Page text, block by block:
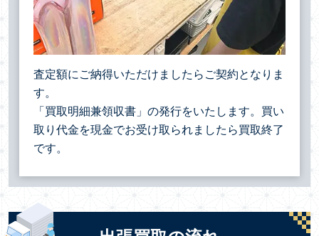
査定額にご納得いただけましたらご契約となりま
す。
「買取明細兼領収書」の発行をいたします。買い
取り代金を現金でお受け取られましたら買取終了
です。